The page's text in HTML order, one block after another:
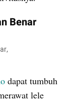
Benar
dapat tumbuh
lele